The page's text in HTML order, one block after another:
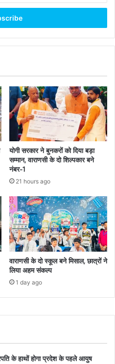
योगी सरकार ने बुनकरों को दिया बड़ा
सम्मान, वाराणसी के दो शिल्पकार बने
नंबर-1
21 hours ago
वाराणसी के दो स्कूल बने मिसाल, छात्रों ने
लिया अहम संकल्प
1 day ago
के हाथों होगा प्रदेश के पहले आयुष